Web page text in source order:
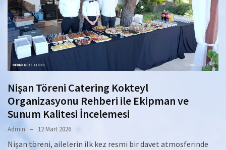
Nişan Töreni Catering Kokteyl
Organizasyonu Rehberi ile Ekipman ve
Sunum Kalitesi İncelemesi
Admin 12 Mart 2026
Nişan töreni, ailelerin ilk kez resmi bir davet atmosferinde